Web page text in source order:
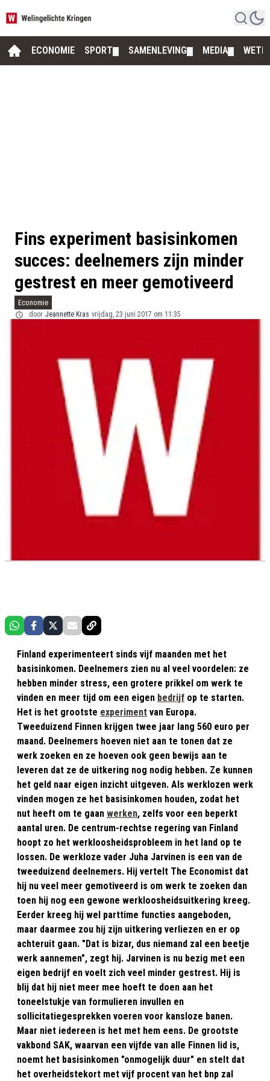
ECONOMIE SPORT SAMENLEVING MEDIA
Fins experiment basisinkomen
succes: deelnemers zijn minder
gestrest en meer gemotiveerd
Economie
door Jeannette Kras vrijdag, 23 juni 2017 om 11:35
Finland experimenteert sinds vijf maanden met het
basisinkomen. Deelnemers zien nu al veel voordelen: ze
hebben minder stress, een grotere prikkel om werk te
vinden en meer tijd om een eigen bedrijf op te starten.
Het is het grootste experiment van Europa.
Tweeduizend Finnen krijgen twee jaar lang 560 euro per
maand. Deelnemers hoeven niet aan te tonen dat ze
werk zoeken en ze hoeven ook geen bewijs aan te
leveren dat ze de uitkering nog nodig hebben. Ze kunnen
het geld naar eigen inzicht uitgeven. Als werklozen werk
vinden mogen ze het basisinkomen houden, zodat het
nut heeft om te gaan werken, zelfs voor een beperkt
aantal uren. De centrum-rechtse regering van Finland
hoopt zo het werkloosheidsprobleem in het land op te
lossen. De werkloze vader Juha Jarvinen is een van de
tweeduizend deelnemers. Hij vertelt The Economist dat
hij nu veel meer gemotiveerd is om werk te zoeken dan
toen hij nog een gewone werkloosheidsuitkering kreeg.
Eerder kreeg hij wel parttime functies aangeboden,
maar daarmee zou hij zijn uitkering verliezen en er op
achteruit gaan. "Dat is bizar, dus niemand zal een beetje
werk aannemen", zegt hij. Jarvinen is nu bezig met een
eigen bedrijf en voelt zich veel minder gestrest. Hij is
blij dat hij niet meer mee hoeft te doen aan het
toneelstukje van formulieren invullen en
sollicitatiegesprekken voeren voor kansloze banen.
Maar niet iedereen is het met hem eens. De grootste
vakbond SAK, waarvan een vijfde van alle Finnen lid is,
noemt het basisinkomen "onmogelijk duur" en stelt dat
het overheidstekort met vijf procent van het bnp zal